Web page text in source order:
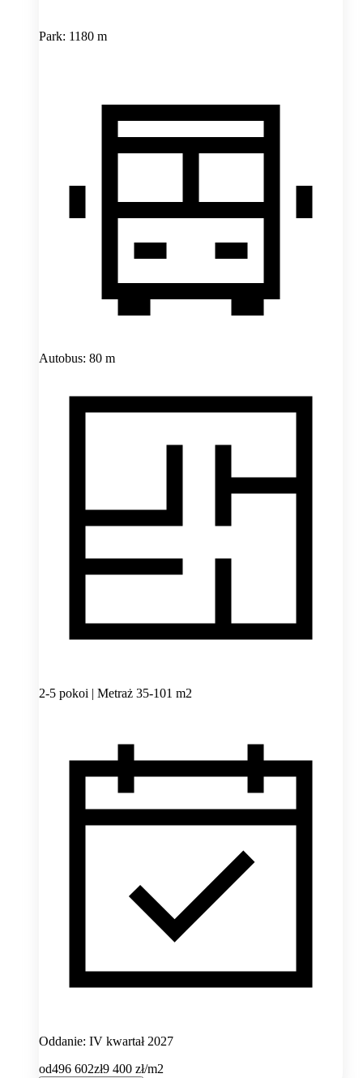
Park: 1180 m
Autobus: 80 m
2-5 pokoi | Metraż 35-101 m2
Oddanie: IV kwartał 2027
od496 602zł9 400 zł/m2